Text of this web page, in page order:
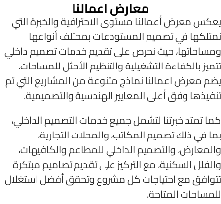
معارض اعمالنا
يعكس معرض أعمالنا مستوى الاحترافية والخبرة التي
نمتلكها في تصميم المستودعات بمختلف أنواعها
ومساحاتها، حيث نحرص على تقديم خدمات تصميم داخلي
تتميز بالكفاءة التشغيلية والتنظيم الأمثل للمساحات.
يضم معرض اعمالنا نماذج متنوعة من المشاريع التي تم
تنفيذها وفق أعلى المعايير الهندسية والتصميمية.
كما تمتد خبرتنا لتشمل جميع خدمات التصميم الداخلي،
بما في ذلكتصميم المكاتب، والمحلات التجارية،
والمعارض، والتصميم الداخلي للمطاعم والكافيهات،
والفلل السكنية، مع التركيز على تقديم تصاميم مبتكرة
تتوافق مع احتياجات كل مشروع وتحقق أفضل استغلال
للمساحات المتاحة.